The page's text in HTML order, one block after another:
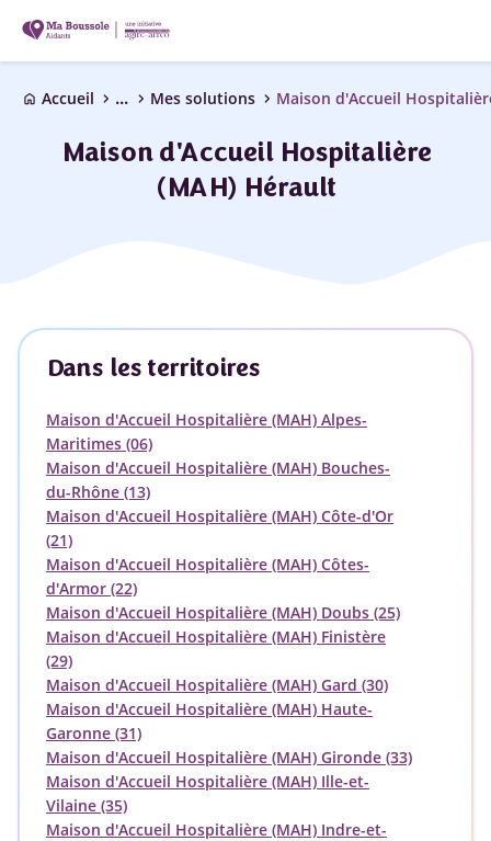
home Accueil chevron_right ... chevron_right Mes solutions chevron_right Maison d'Accueil
Maison d'Accueil Hospitalière
(MAH) Hérault
Dans les territoires
Maison d'Accueil Hospitalière (MAH) Alpes-
Maritimes (06)
Maison d'Accueil Hospitalière (MAH) Bouches-
du-Rhône (13)
Maison d'Accueil Hospitalière (MAH) Côte-d'Or
(21)
Maison d'Accueil Hospitalière (MAH) Côtes-
d'Armor (22)
Maison d'Accueil Hospitalière (MAH) Doubs (25)
Maison d'Accueil Hospitalière (MAH) Finistère
(29)
Maison d'Accueil Hospitalière (MAH) Gard (30)
Maison d'Accueil Hospitalière (MAH) Haute-
Garonne (31)
Maison d'Accueil Hospitalière (MAH) Gironde (33)
Maison d'Accueil Hospitalière (MAH) Ille-et-
Vilaine (35)
Maison d'Accueil Hospitalière (MAH) Indre-et-